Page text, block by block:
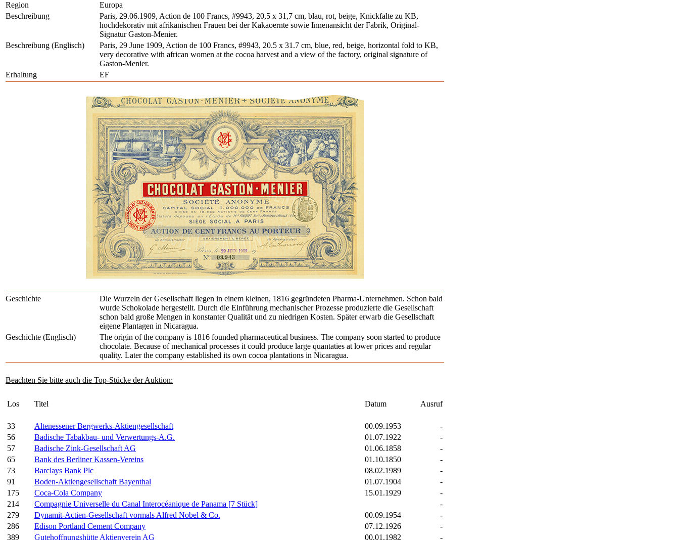
Region
Europa
Beschreibung
Paris, 29.06.1909, Action de 100 Francs, #9943, 20,5 x 31,7 cm, blau, rot, beige, Knickfalte zu KB,
hochdekorativ mit afrikanischen Frauen bei der Kakaoernte sowie Innenansicht der Fabrik, Original-
Signatur Gaston-Menier.
Beschreibung (Englisch)
Paris, 29 June 1909, Action de 100 Francs, #9943, 20.5 x 31.7 cm, blue, red, beige, horizontal fold to KB,
very decorative with african women at the cocoa harvest and a view of the factory, original signature of
Gaston-Menier.
Erhaltung
EF
Geschichte
Die Wurzeln der Gesellschaft liegen in einem kleinen, 1816 gegründeten Pharma-Unternehmen. Schon bald
wurde Schokolade hergestellt. Durch die Einführung mechanischer Prozesse produzierte die Gesellschaft
schon bald große Mengen in konstanter Qualität und zu niedrigen Kosten. Später erwarb die Gesellschaft
eigene Plantagen in Nicaragua.
Geschichte (Englisch)
The origin of the company is 1816 founded pharmaceutical business. The company soon started to produce
chocolate. Because of mechanical processes it could produce large quantaties at lower prices and regular
quality. Later the company established its own cocoa plantations in Nicaragua.
Beachten Sie bitte auch die Top-Stücke der Auktion:
Los Titel Datum Ausruf
33 Altenessener Bergwerks-Aktiengesellschaft 00.09.1953
-
56
Badische Tabakbau- und Verwertungs-A.G. 01.07.1922
-
57
Badische Zink-Gesellschaft AG 01.06.1858
-
65
Bank des Berliner Kassen-Vereins 01.10.1850
-
73
Barclays Bank Plc 08.02.1989
-
91
Boden-Aktiengesellschaft Bayenthal 01.07.1904
-
175
Coca-Cola Company 15.01.1929
-
214
Compagnie Universelle du Canal Interocéanique de Panama [7 Stück]
-
279
Dynamit-Actien-Gesellschaft vormals Alfred Nobel & Co. 00.09.1954
-
286
Edison Portland Cement Company 07.12.1926
-
389
Gutehoffnungshütte Aktienverein AG 00.01.1982 -